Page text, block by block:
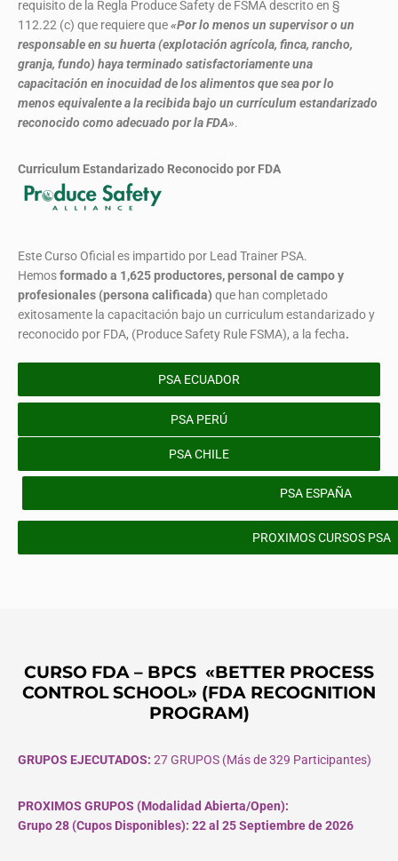
requisito de la Regla Produce Safety de FSMA descrito en §
112.22 (c) que requiere que«Por lo menos un supervisor o un
responsable en su huerta (explotación agrícola, finca, rancho,
granja, fundo) haya terminado satisfactoriamente una
capacitación en inocuidad de los alimentos que sea por lo
menos equivalente a la recibida bajo un currículum estandarizado
reconocido como adecuado por la FDA».
Curriculum Estandarizado Reconocido por FDA
Este Curso Oficial es impartido por Lead Trainer PSA.
Hemosformadoa 1,625 productores, personal de campo y
profesionales (persona calificada) que han completado
exitosamente la capacitación bajo un curriculum estandarizado y
reconocido por FDA, (Produce Safety Rule FSMA), a la fecha.
PSA ECUADOR
PSA PERÚ
PSA CHILE
PSA ESPAÑA
PROXIMOS CURSOS PSA
CURSO FDA – BPCS «BETTER PROCESS
CONTROL SCHOOL» (FDA RECOGNITION
PROGRAM)
GRUPOS EJECUTADOS: 27 GRUPOS (Más de 329 Participantes)
PROXIMOS GRUPOS (Modalidad Abierta/Open):
Grupo 28 (Cupos Disponibles): 22 al 25 Septiembre de 2026